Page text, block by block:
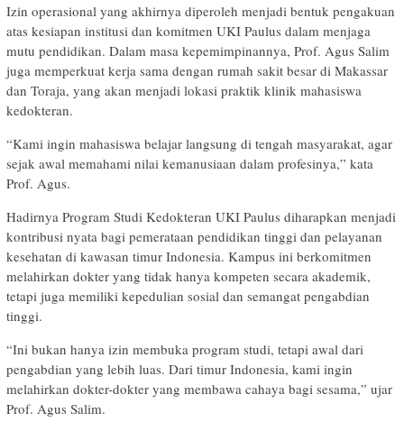
Izin operasional yang akhirnya diperoleh menjadi bentuk pengakuan
atas kesiapan institusi dan komitmen UKI Paulus dalam menjaga
mutu pendidikan. Dalam masa kepemimpinannya, Prof. Agus Salim
juga memperkuat kerja sama dengan rumah sakit besar di Makassar
dan Toraja, yang akan menjadi lokasi praktik klinik mahasiswa
kedokteran.
“Kami ingin mahasiswa belajar langsung di tengah masyarakat, agar
sejak awal memahami nilai kemanusiaan dalam profesinya,” kata
Prof. Agus.
Hadirnya Program Studi Kedokteran UKI Paulus diharapkan menjadi
kontribusi nyata bagi pemerataan pendidikan tinggi dan pelayanan
kesehatan di kawasan timur Indonesia. Kampus ini berkomitmen
melahirkan dokter yang tidak hanya kompeten secara akademik,
tetapi juga memiliki kepedulian sosial dan semangat pengabdian
tinggi.
“Ini bukan hanya izin membuka program studi, tetapi awal dari
pengabdian yang lebih luas. Dari timur Indonesia, kami ingin
melahirkan dokter-dokter yang membawa cahaya bagi sesama,” ujar
Prof. Agus Salim.